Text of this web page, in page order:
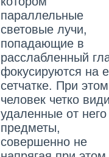
параллельные
световые лучи,
попадающие в
расслабленный
фокусируются на
сетчатке. При этом
человек четко
удаленные от него
предметы,
совершенно не